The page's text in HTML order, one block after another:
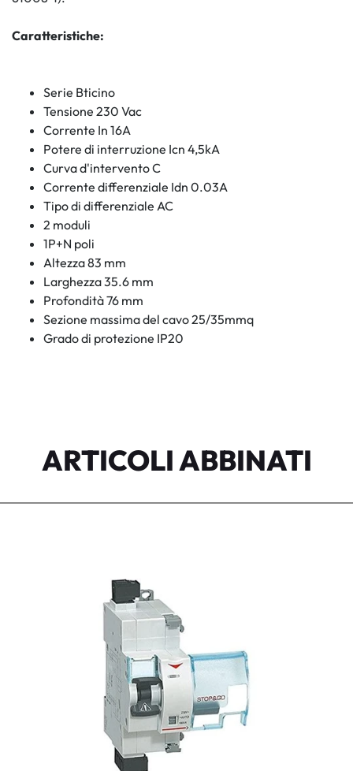
Caratteristiche:
Serie Bticino
Tensione 230 Vac
Corrente In 16A
Potere di interruzione Icn 4,5kA
Curva d'intervento C
Corrente differenziale Idn 0.03A
Tipo di differenziale AC
2 moduli
1P+N poli
Altezza 83 mm
Larghezza 35.6 mm
Profondità 76 mm
Sezione massima del cavo 25/35mmq
Grado di protezione IP20
ARTICOLI ABBINATI